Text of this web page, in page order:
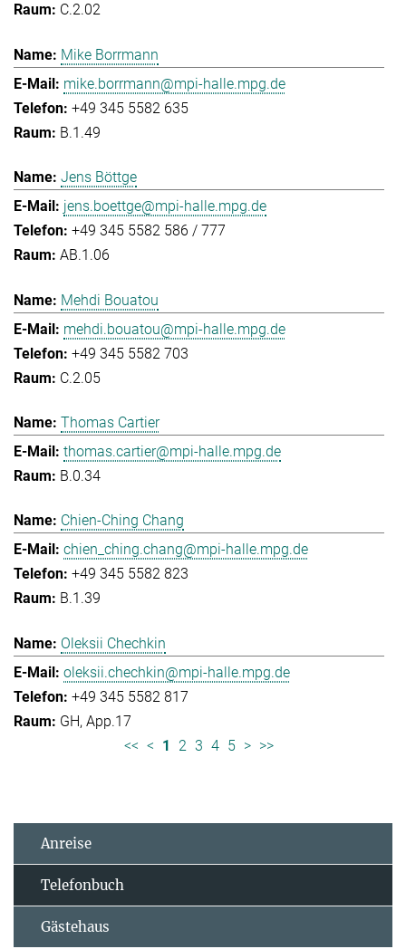
C.2.02
Mike Borrmann
mike.borrmann@mpi-halle.mpg.de
+49 345 5582 635
B.1.49
Jens Böttge
jens.boettge@mpi-halle.mpg.de
+49 345 5582 586 / 777
AB.1.06
Mehdi Bouatou
mehdi.bouatou@mpi-halle.mpg.de
+49 345 5582 703
C.2.05
Thomas Cartier
thomas.cartier@mpi-halle.mpg.de
B.0.34
Chien-Ching Chang
chien_ching.chang@mpi-halle.mpg.de
+49 345 5582 823
B.1.39
Oleksii Chechkin
oleksii.chechkin@mpi-halle.mpg.de
+49 345 5582 817
GH, App.17
<< < 1 2 3 4 5 > >>
Anreise
Telefonbuch
Gästehaus